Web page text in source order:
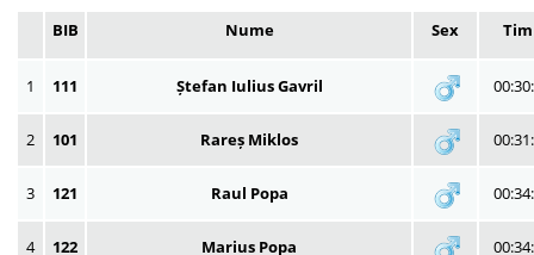
BIB Nume Sex
1 111 Ștefan Iulius Gavril
2 101 Rareș Miklos
3 121 Raul Popa
4 122 Marius Popa